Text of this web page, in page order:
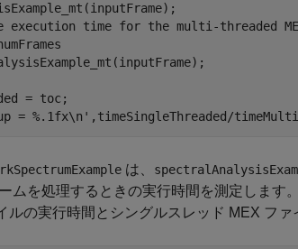
execution time for the multi-threaded
= toc;
は、
ムを処理するときの実行時間を測定します
ルの実行時間とシングルスレッド MEX ファ